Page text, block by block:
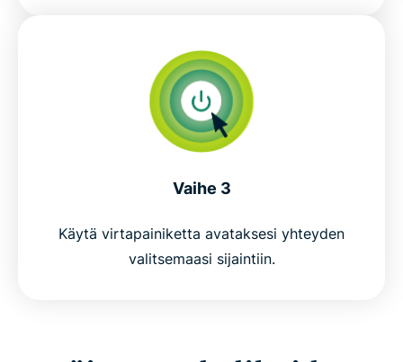
Vaihe 3
Käytä virtapainiketta avataksesi yhteyden
valitsemaasi sijaintiin.